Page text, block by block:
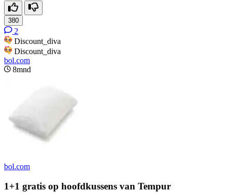
380
2
Discount_diva
Discount_diva
bol.com
8mnd
bol.com
1+1 gratis op hoofdkussens van Tempur